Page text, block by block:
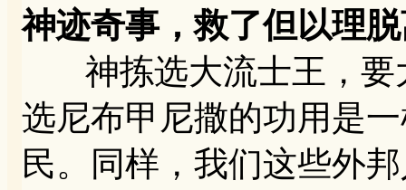
神迹奇事，救了但以理
神拣选大流士王，要
选尼布甲尼撒的功用是
民。同样，我们这些外